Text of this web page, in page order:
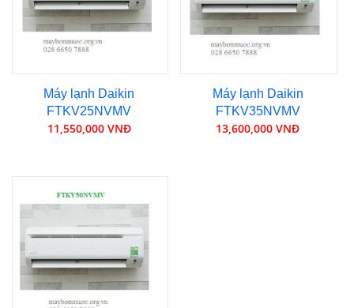
Máy lạnh Daikin
FTKV25NVMV
11,550,000 VNĐ
Máy lạnh Daikin
FTKV35NVMV
13,600,000 VNĐ